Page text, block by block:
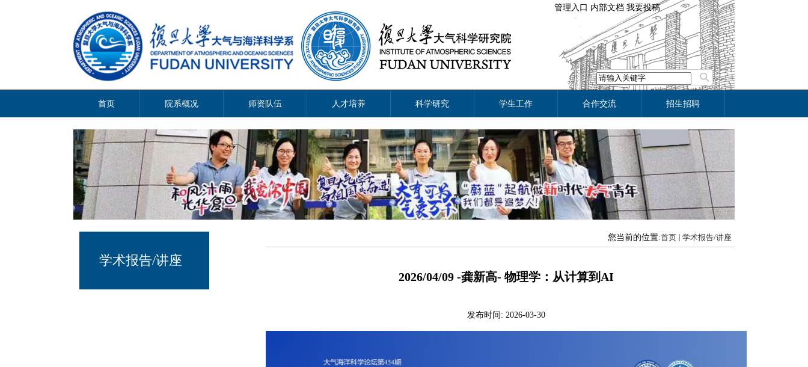
管理入口 内部文档 我要投稿
首页 院系概况 师资队伍 人才培养 科学研究 学生工作 合作交流 招生招聘
学术报告/讲座
您当前的位置:首页 学术报告/讲座
2026/04/09 -龚新高- 物理学：从计算到AI
发布时间: 2026-03-30